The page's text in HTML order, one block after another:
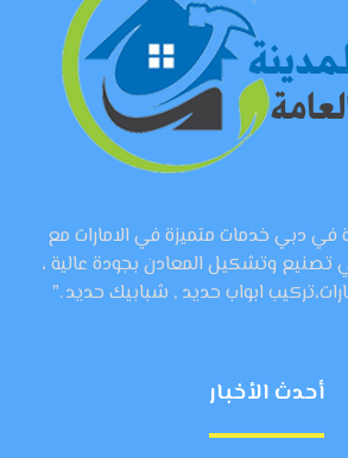
دبي خدمات متميزة في الامارات مع
وتشكيل المعادن بجودة عالية ،
ابواب حديد , شبابيك حديد ."
أحدث الأخبار